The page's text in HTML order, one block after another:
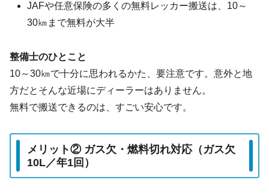
JAFや任意保険の多くの無料レッカー搬送は、10～
30㎞まで無料が大半
整備士のひとこと
10～30㎞で十分に思われるかた、要注意です。意外と地
方だとそんな近場にディーラーはありません。
無料で搬送できるのは、すごい安心です。
メリット② ガス欠・燃料切れ対応（ガス欠
10L／年1回）